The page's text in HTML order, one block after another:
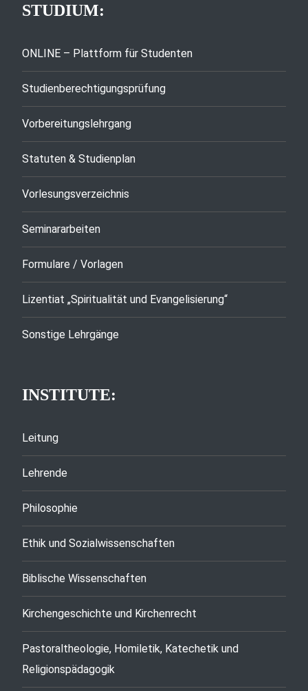
STUDIUM:
ONLINE – Plattform für Studenten
Studienberechtigungsprüfung
Vorbereitungslehrgang
Statuten & Studienplan
Vorlesungsverzeichnis
Seminararbeiten
Formulare / Vorlagen
Lizentiat „Spiritualität und Evangelisierung“
Sonstige Lehrgänge
INSTITUTE:
Leitung
Lehrende
Philosophie
Ethik und Sozialwissenschaften
Biblische Wissenschaften
Kirchengeschichte und Kirchenrecht
Pastoraltheologie, Homiletik, Katechetik und
Religionspädagogik